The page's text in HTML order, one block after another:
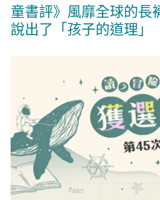
童書評》風靡全球的長
說出了「孩子的道理」